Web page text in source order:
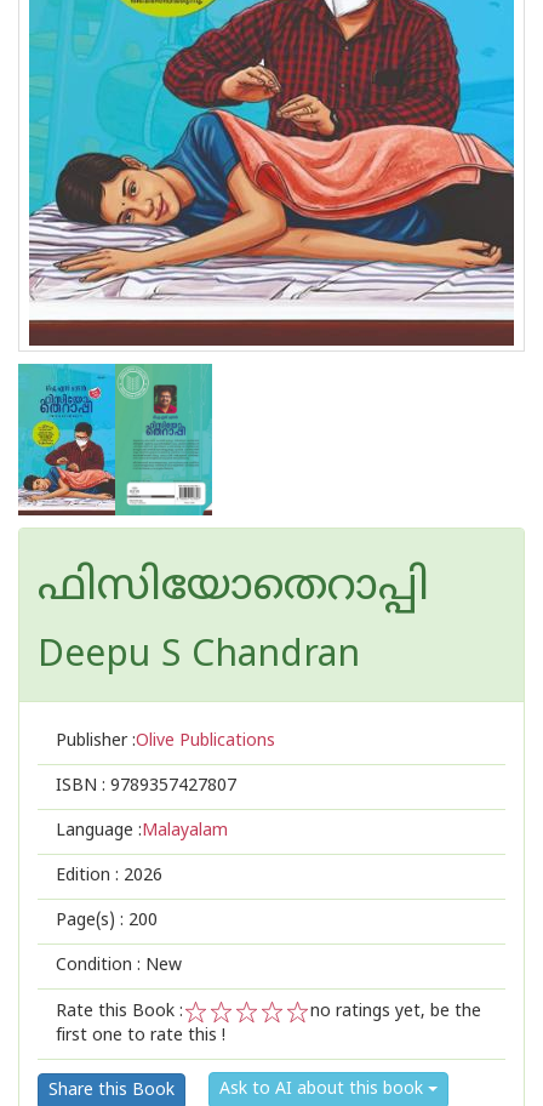
ഫിസിയോതെറാപ്പി
Deepu S Chandran
Publisher :Olive Publications
ISBN : 9789357427807
Language :Malayalam
Edition : 2026
Page(s) : 200
Condition : New
Rate this Book :
2
1
no ratings yet, be the
first one to rate this !
Share this Book Ask to AI about this book